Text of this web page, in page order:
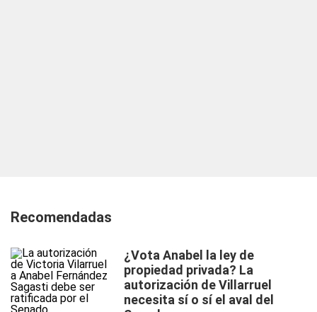
Recomendadas
¿Vota Anabel la ley de
propiedad privada? La
autorización de Villarruel
necesita sí o sí el aval del